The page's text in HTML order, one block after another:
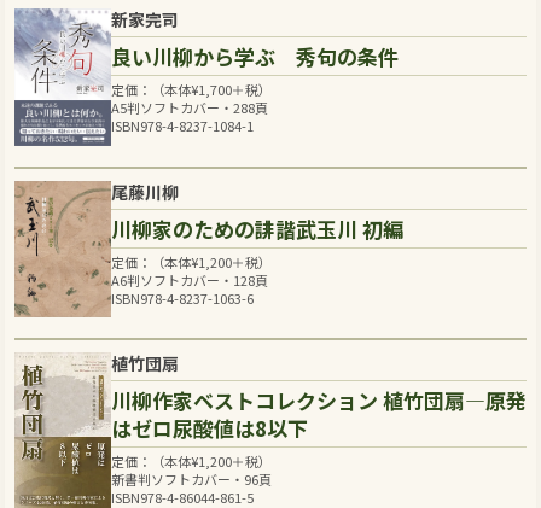
新家完司
良い川柳から学ぶ 秀句の条件
定価：（本体¥1,700＋税）
A5判ソフトカバー・288頁
ISBN978-4-8237-1084-1
尾藤川柳
川柳家のための誹諧武玉川 初編
定価：（本体¥1,200＋税）
A6判ソフトカバー・128頁
ISBN978-4-8237-1063-6
植竹団扇
川柳作家ベストコレクション 植竹団扇―原発
はゼロ尿酸値は8以下
定価：（本体¥1,200＋税）
新書判ソフトカバー・96頁
ISBN978-4-86044-861-5